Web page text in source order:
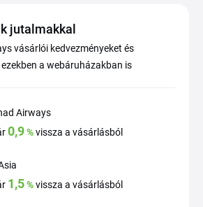
jutalmakkal
vásárlói kedvezményeket és
a webáruházakban is
Airways
0,9%vissza a vásárlásból
1,5%vissza a vásárlásból